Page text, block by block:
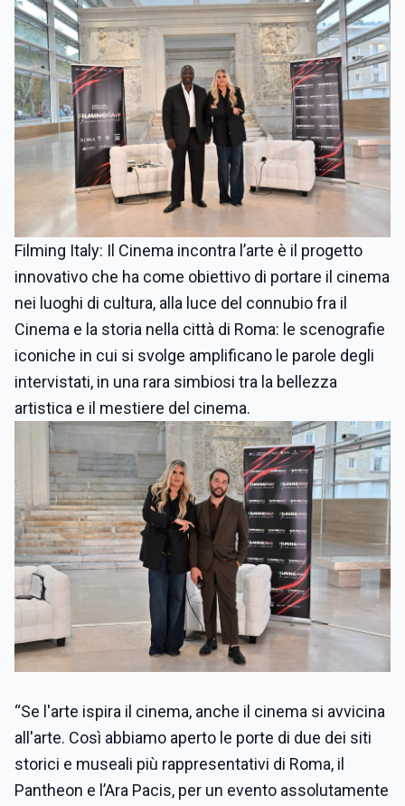
Filming Italy: Il Cinema incontra l’arte è il progetto
innovativo che ha come obiettivo di portare il cinema
nei luoghi di cultura, alla luce del connubio fra il
Cinema e la storia nella città di Roma: le scenografie
iconiche in cui si svolge amplificano le parole degli
intervistati, in una rara simbiosi tra la bellezza
artistica e il mestiere del cinema.
“Se l'arte ispira il cinema, anche il cinema si avvicina
all'arte. Così abbiamo aperto le porte di due dei siti
storici e museali più rappresentativi di Roma, il
Pantheon e l’Ara Pacis, per un evento assolutamente